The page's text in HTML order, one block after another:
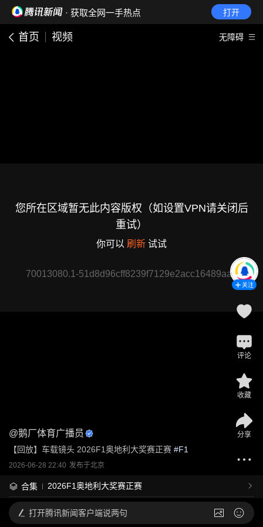
· 获取全网一手热点 打开
首页 视频 无障碍
您所在区域暂无此内容版权（如设置VPN请关闭后
重试）
你可以 刷新 试试
70013080.1-51d8d96cff8239f7129e2acc16489aa6
@鹅厂体育广播员
【回放】车载镜头 2026F1奥地利大奖赛正赛 #F1
2026-06-28 22:40 发布于北京
合集 2026F1奥地利大奖赛正赛
关注
评论
收藏
分享
打开腾讯新闻客户端说两句